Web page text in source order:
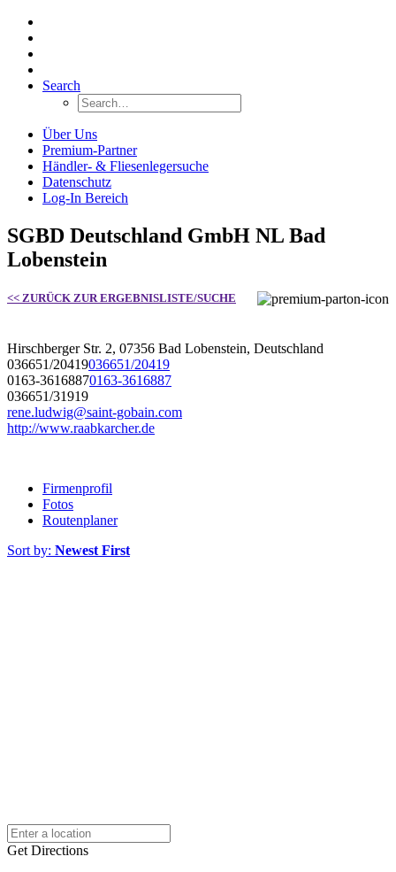
Search
Über Uns
Premium-Partner
Händler- & Fliesenlegersuche
Datenschutz
Log-In Bereich
SGBD Deutschland GmbH NL Bad
Lobenstein
<< ZURÜCK ZUR ERGEBNISLISTE/SUCHE
Hirschberger Str. 2, 07356 Bad Lobenstein, Deutschland
036651/20419036651/20419
0163-36168870163-3616887
036651/31919
rene.ludwig@saint-gobain.com
http://www.raabkarcher.de
Firmenprofil
Fotos
Routenplaner
Sort by: Newest First
Get Directions